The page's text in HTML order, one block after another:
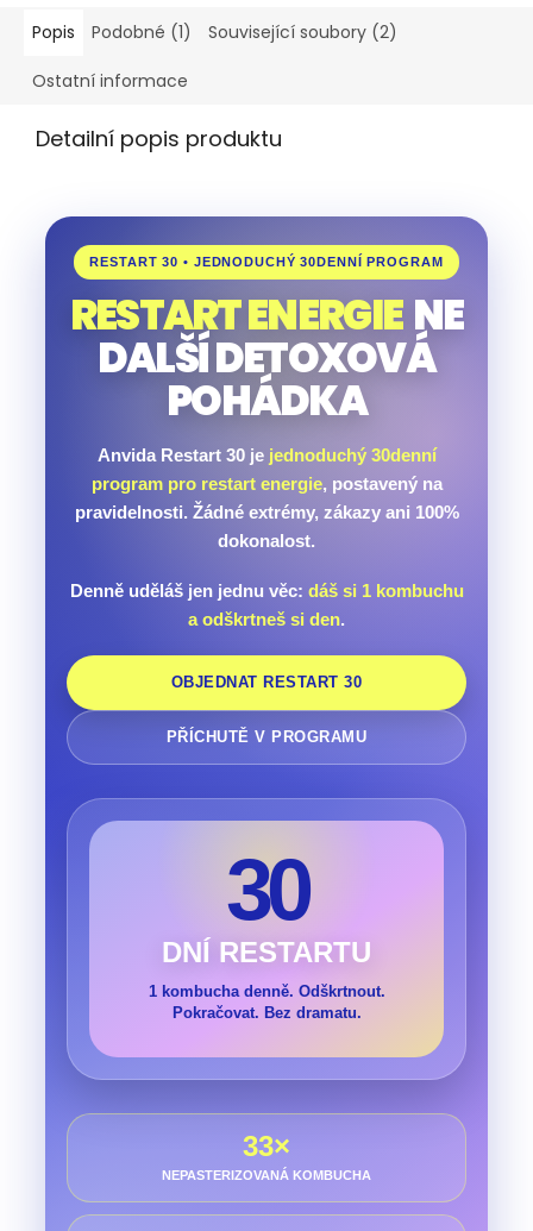
Popis Podobné (1) Související soubory (2)
Ostatní informace
Detailní popis produktu
RESTART 30 • JEDNODUCHÝ 30DENNÍ PROGRAM
RESTART ENERGIE NE
DALŠÍ DETOXOVÁ
POHÁDKA
Anvida Restart 30 je jednoduchý 30denní
program pro restart energie, postavený na
pravidelnosti. Žádné extrémy, zákazy ani 100%
dokonalost.
Denně uděláš jen jednu věc: dáš si 1 kombuchu
a odškrtneš si den.
OBJEDNAT RESTART 30
PŘÍCHUTĚ V PROGRAMU
30
DNÍ RESTARTU
1 kombucha denně. Odškrtnout.
Pokračovat. Bez dramatu.
33×
NEPASTERIZOVANÁ KOMBUCHA